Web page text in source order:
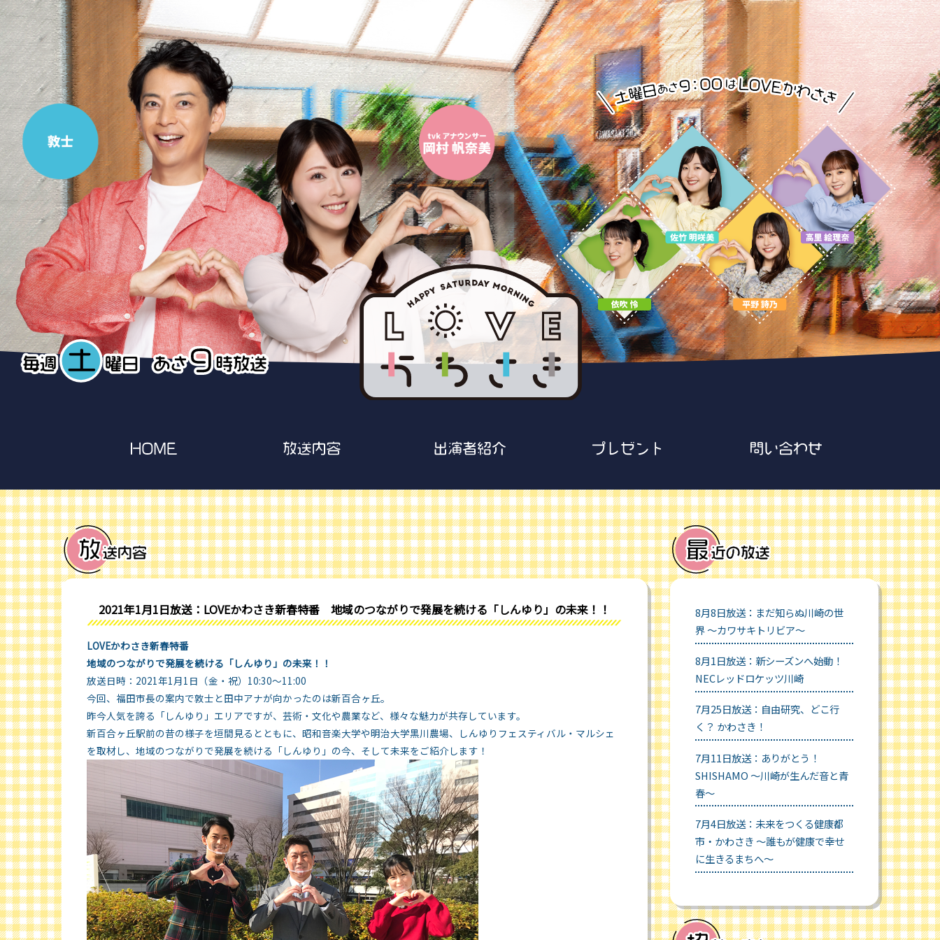
2021年1月1日放送：LOVEかわさき新春特番 地域のつながりで発展を続ける「しんゆり」の未来！！
LOVEかわさき新春特番
地域のつながりで発展を続ける「しんゆり」の未来！！
放送日時：2021年1月1日（金・祝）10:30～11:00
今回、福田市長の案内で敦士と田中アナが向かったのは新百合ヶ丘。
昨今人気を誇る「しんゆり」エリアですが、芸術・文化や農業など、様々な魅力が共存しています。
新百合ヶ丘駅前の昔の様子を垣間見るとともに、昭和音楽大学や明治大学黒川農場、しんゆりフェスティバル・マルシェ
を取材し、地域のつながりで発展を続ける「しんゆり」の今、そして未来をご紹介します！
8月8日放送：まだ知らぬ川崎の世
界 ～カワサキトリビア～
8月1日放送：新シーズンへ始動！
NECレッドロケッツ川崎
7月25日放送：自由研究、どこ行
く？ かわさき！
7月11日放送：ありがとう！
SHISHAMO ～川崎が生んだ音と青
春～
7月4日放送：未来をつくる健康都
市・かわさき ～誰もが健康で幸せ
に生きるまちへ～